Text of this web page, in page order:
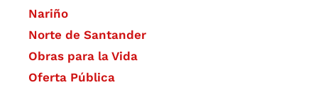
Nariño
Norte de Santander
Obras para la Vida
Oferta Pública